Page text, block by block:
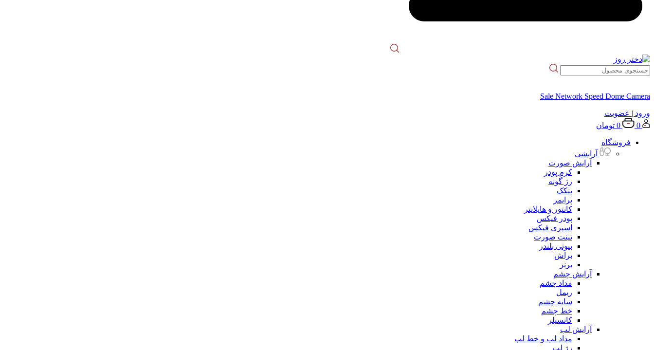
Sale Network Speed Dome Camera
ورود | عضویت
0
0 تومان
فروشگاه
آرایشی
آرایش صورت
کرم پودر
رژ گونه
پنکک
پرایمر
کانتور و هایلایتر
پودر فیکس
اسپری فیکس
تینت صورت
بیوتی بلندر
براش
برنز
آرایش چشم
مداد چشم
ریمل
سایه چشم
خط چشم
کانسیلر
آرایش لب
مداد لب و خط لب
رژ لب